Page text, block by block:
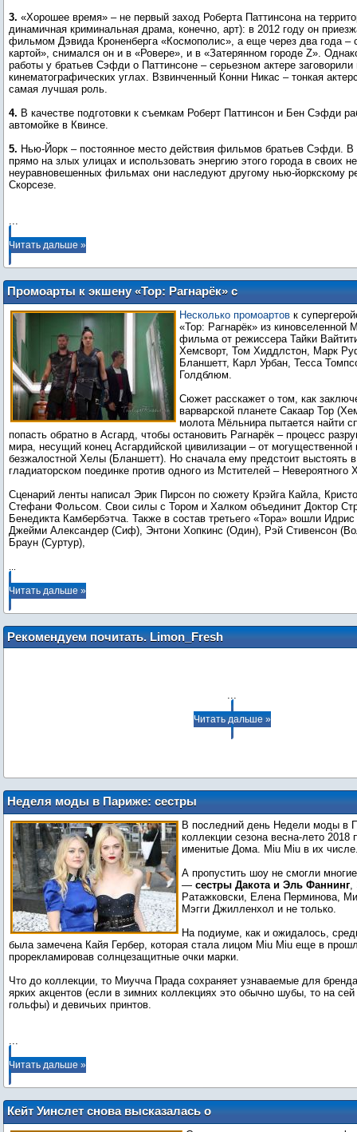
3. «Хорошее время» – не первый заход Роберта Паттинсона на
динамичная криминальная драма, конечно, арт): в 2012 году он
фильмом Дэвида Кроненберга «Космополис», а еще через два года –
картой», снимался он и в «Ровере», и в «Затерянном городе Z».
работы у братьев Сэфди о Паттинсоне – серьезном актере заговорили
кинематографических углах. Взвинченный Конни Никас – тонкая
самая лучшая роль.
4. В качестве подготовки к съемкам Роберт Паттинсон и Бен Сэфди
автомойке в Квинсе.
5. Нью-Йорк – постоянное место действия фильмов братьев Сэфди. В
прямо на злых улицах и использовать энергию этого города в своих
неуравновешенных фильмах они наследуют другому нью-йоркскому
Скорсезе.
...
Читать дальше »
Промоарты к экшену «Тор: Рагнарёк» с
Хемсвортом и Бланшетт
Несколько промоартов к
«Тор: Рагнарёк» из киновселенной
фильма от режиссера Тайки
Хемсворт, Том Хиддлстон, Марк
Бланшетт, Карл Урбан, Тесса
Голдблюм.
Сюжет расскажет о том, как
варварской планете Сакаар Тор
молота Мёльнира пытается найти
попасть обратно в Асгард, чтобы остановить Рагнарёк – процесс
мира, несущий конец Асгардийской цивилизации – от могущественной
безжалостной Хелы (Бланшетт). Но сначала ему предстоит выстоять
гладиаторском поединке против одного из Мстителей –
Сценарий ленты написал Эрик Пирсон по сюжету Крэйга Кайла,
Стефани Фольсом. Свои силы с Тором и Халком объединит Доктор
Бенедикта Камбербэтча. Также в состав третьего «Тора» вошли
Джейми Александер (Сиф), Энтони Хопкинс (Один), Рэй Стивенсон
Браун (Суртур),
Читать дальше »
Рекомендуем почитать. Limon_Fresh
...
Читать дальше »
Неделя моды в Париже: сестры
Фаннинг и другие на показе Miu Miu
В последний день Недели моды в
коллекции сезона весна-лето 2018
именитые Дома. Miu Miu в их
А пропустить шоу не смогли
— сестры Дакота и Эль Фаннинг,
Ратажковски, Елена Перминова,
Мэгги Джилленхол и не только.
На подиуме, как и ожидалось,
была замечена Кайя Гербер, которая стала лицом Miu Miu еще в
прорекламировав солнцезащитные очки марки.
Что до коллекции, то Миучча Прада сохраняет узнаваемые для
ярких акцентов (если в зимних коллекциях это обычно шубы, то на
гольфы) и девичьих принтов.
...
Читать дальше »
Кейт Уинслет снова высказалась о
"романе" с Леонардо ДиКаприо